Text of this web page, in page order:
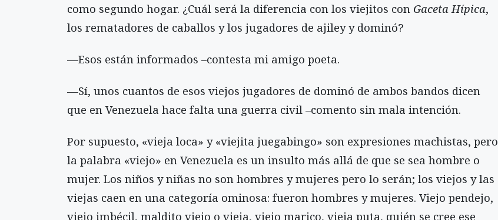
como segundo hogar. ¿Cuál será la diferencia con los viejitos con Gaceta Hípica,
los rematadores de caballos y los jugadores de ajiley y dominó?
—Esos están informados –contesta mi amigo poeta.
—Sí, unos cuantos de esos viejos jugadores de dominó de ambos bandos dicen
que en Venezuela hace falta una guerra civil –comento sin mala intención.
Por supuesto, «vieja loca» y «viejita juegabingo» son expresiones machistas, pero
la palabra «viejo» en Venezuela es un insulto más allá de que se sea hombre o
mujer. Los niños y niñas no son hombres y mujeres pero lo serán; los viejos y las
viejas caen en una categoría ominosa: fueron hombres y mujeres. Viejo pendejo,
viejo imbécil, maldito viejo o vieja, viejo marico, vieja puta, quién se cree ese